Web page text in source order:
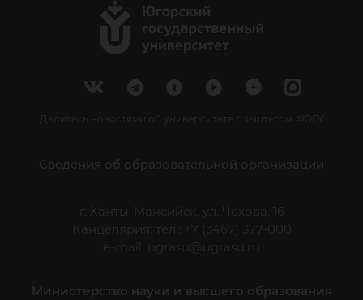
Делитесь новостями об университете с хештегом #ЮГУ
Сведения об образовательной организации
г. Ханты-Мансийск, ул. Чехова, 16
Канцелярия: тел.: +7 (3467) 377-000
e-mail:
ugrasu@ugrasu.ru
Министерство науки и высшего образования